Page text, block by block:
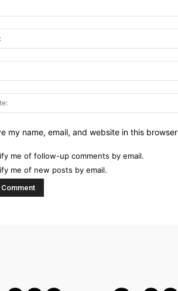
my name, email, and website in this
me of follow-up comments by email.
me of new posts by email.